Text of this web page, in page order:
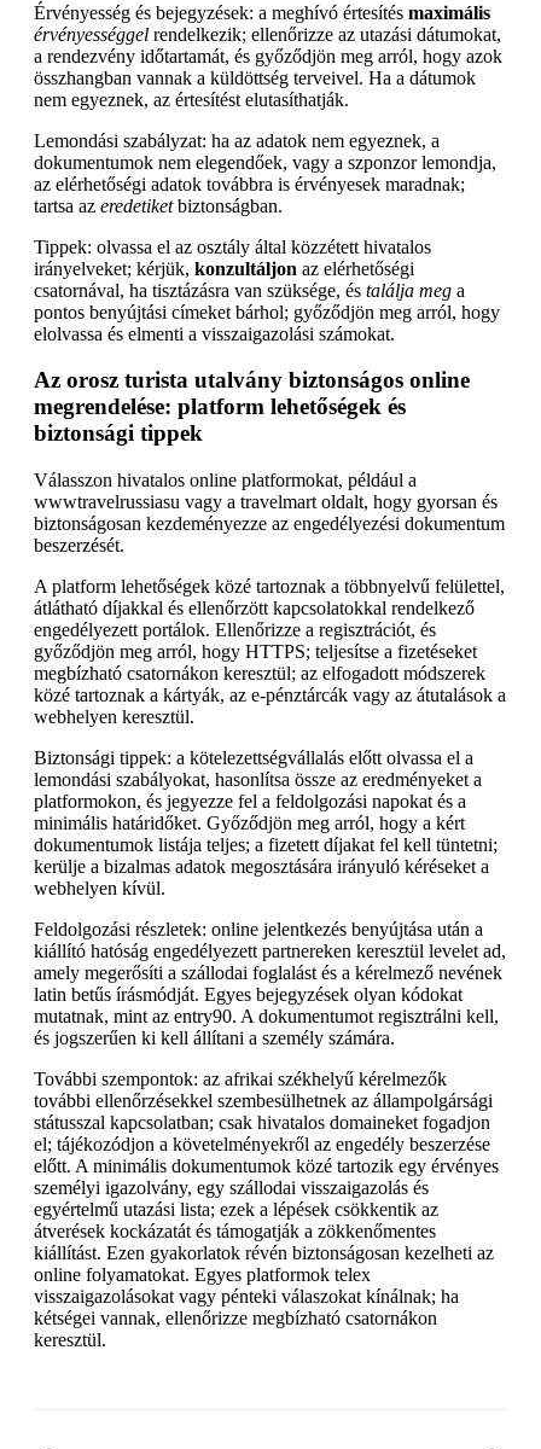
Érvényesség és bejegyzések: a meghívó értesítés maximális
érvényességgel rendelkezik; ellenőrizze az utazási dátumokat,
a rendezvény időtartamát, és győződjön meg arról, hogy azok
összhangban vannak a küldöttség terveivel. Ha a dátumok
nem egyeznek, az értesítést elutasíthatják.
Lemondási szabályzat: ha az adatok nem egyeznek, a
dokumentumok nem elegendőek, vagy a szponzor lemondja,
az elérhetőségi adatok továbbra is érvényesek maradnak;
tartsa az eredetiketbiztonságban.
Tippek: olvassa el az osztály által közzétett hivatalos
irányelveket; kérjük, konzultáljon az elérhetőségi
csatornával, ha tisztázásra van szüksége, és találja meg a
pontos benyújtási címeket bárhol; győződjön meg arról, hogy
elolvassa és elmenti a visszaigazolási számokat.
Az orosz turista utalvány biztonságos online
megrendelése: platform lehetőségek és
biztonsági tippek
Válasszon hivatalos online platformokat, például a
wwwtravelrussiasu vagy a travelmart oldalt, hogy gyorsan és
biztonságosan kezdeményezze az engedélyezési dokumentum
beszerzését.
A platform lehetőségek közé tartoznak a többnyelvű felülettel,
átlátható díjakkal és ellenőrzött kapcsolatokkal rendelkező
engedélyezett portálok. Ellenőrizze a regisztrációt, és
győződjön meg arról, hogy HTTPS; teljesítse a fizetéseket
megbízható csatornákon keresztül; az elfogadott módszerek
közé tartoznak a kártyák, az e-pénztárcák vagy az átutalások a
webhelyen keresztül.
Biztonsági tippek: a kötelezettségvállalás előtt olvassa el a
lemondási szabályokat, hasonlítsa össze az eredményeket a
platformokon, és jegyezze fel a feldolgozási napokat és a
minimális határidőket. Győződjön meg arról, hogy a kért
dokumentumok listája teljes; a fizetett díjakat fel kell tüntetni;
kerülje a bizalmas adatok megosztására irányuló kéréseket a
webhelyen kívül.
Feldolgozási részletek: online jelentkezés benyújtása után a
kiállító hatóság engedélyezett partnereken keresztül levelet ad,
amely megerősíti a szállodai foglalást és a kérelmező nevének
latin betűs írásmódját. Egyes bejegyzések olyan kódokat
mutatnak, mint az entry90. A dokumentumot regisztrálni kell,
és jogszerűen ki kell állítani a személy számára.
További szempontok: az afrikai székhelyű kérelmezők
további ellenőrzésekkel szembesülhetnek az állampolgársági
státusszal kapcsolatban; csak hivatalos domaineket fogadjon
el; tájékozódjon a követelményekről az engedély beszerzése
előtt. A minimális dokumentumok közé tartozik egy érvényes
személyi igazolvány, egy szállodai visszaigazolás és
egyértelmű utazási lista; ezek a lépések csökkentik az
átverések kockázatát és támogatják a zökkenőmentes
kiállítást. Ezen gyakorlatok révén biztonságosan kezelheti az
online folyamatokat. Egyes platformok telex
visszaigazolásokat vagy pénteki válaszokat kínálnak; ha
kétségei vannak, ellenőrizze megbízható csatornákon
keresztül.